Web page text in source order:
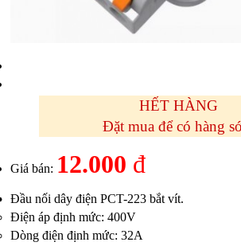
HẾT HÀNG
Đặt mua để có hàng
Giá bán: 12.000 đ
Đầu nối dây điện PCT-223 bắt vít.
Điện áp định mức: 400V
Dòng điện định mức: 32A